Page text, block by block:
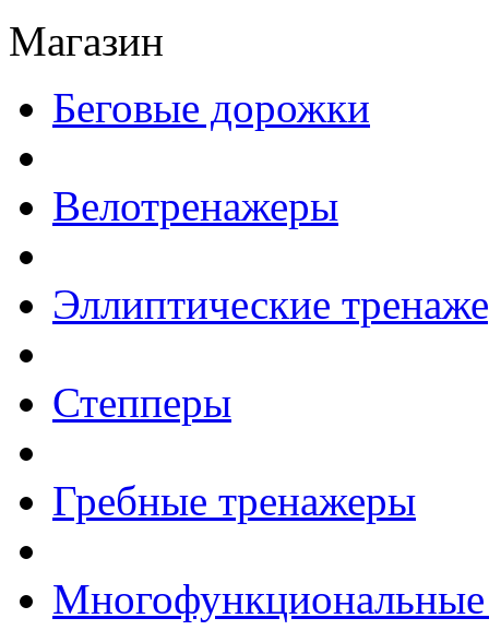
Магазин
Беговые дорожки
Велотренажеры
Эллиптические
Степперы
Гребные тренажеры